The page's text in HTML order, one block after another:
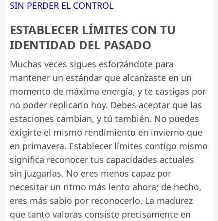
SIN PERDER EL CONTROL
ESTABLECER LÍMITES CON TU
IDENTIDAD DEL PASADO
Muchas veces sigues esforzándote para
mantener un estándar que alcanzaste en un
momento de máxima energía, y te castigas por
no poder replicarlo hoy. Debes aceptar que las
estaciones cambian, y tú también. No puedes
exigirte el mismo rendimiento en invierno que
en primavera. Establecer límites contigo mismo
significa reconocer tus capacidades actuales
sin juzgarlas. No eres menos capaz por
necesitar un ritmo más lento ahora; de hecho,
eres más sabio por reconocerlo. La madurez
que tanto valoras consiste precisamente en